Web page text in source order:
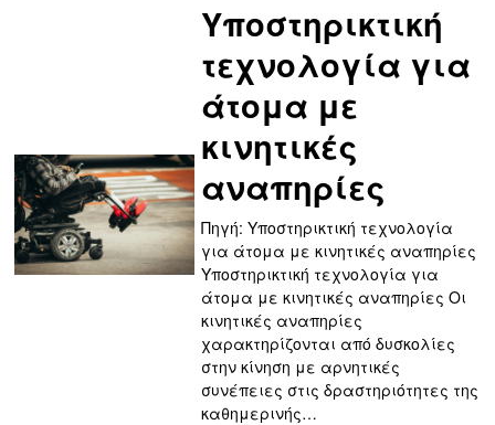
Υποστηρικτική
τεχνολογία για
άτομα με
κινητικές
αναπηρίες
Πηγή: Υποστηρικτική τεχνολογία
για άτομα με κινητικές αναπηρίες
Υποστηρικτική τεχνολογία για
άτομα με κινητικές αναπηρίες Οι
κινητικές αναπηρίες
χαρακτηρίζονται από δυσκολίες
στην κίνηση με αρνητικές
συνέπειες στις δραστηριότητες της
καθημερινής…